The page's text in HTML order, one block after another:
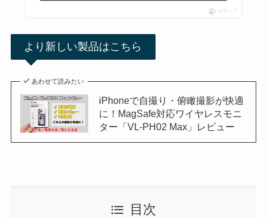
ポチップ
より新しい製品はこちら
あわせて読みたい
iPhoneで自撮り・俯瞰撮影が快適
に！MagSafe対応ワイヤレスモニ
ター「VL-PH02 Max」レビュー
目次